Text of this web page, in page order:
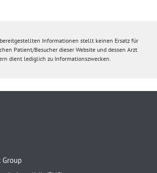
Informationen stellt keinen Ersatz für
Patient/Besucher dieser Website und dessen Arzt
dient lediglich zu Informationszwecken.